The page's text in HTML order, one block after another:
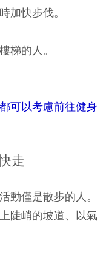
加快步伐。
梯的人。
可以考慮前往健身
走
動僅是散步的人。
陡峭的坡道、以氣